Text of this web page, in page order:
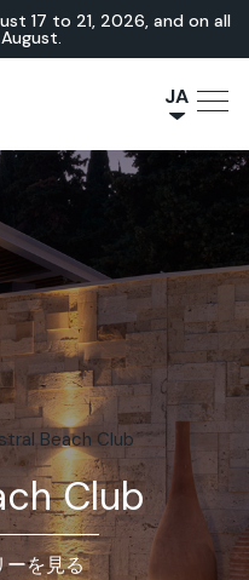
17 to 21, 2026, and on all
JA
EN
DE
Beach Club
Club
ーを見る